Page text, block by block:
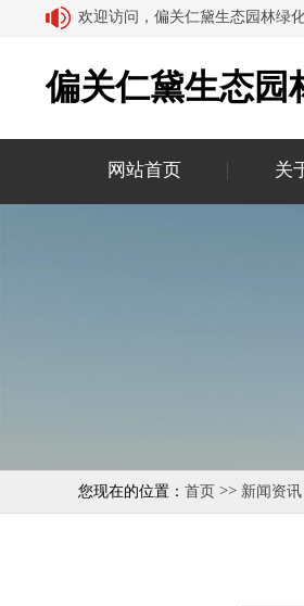
欢迎访问，偏关仁黛生态园林绿
偏关仁黛生态园
网站首页 关
您现在的位置： 首页 >> 新闻资讯